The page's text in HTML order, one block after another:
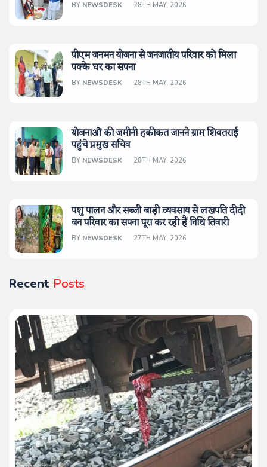
BY NEWSDESK 28TH MAY, 2026
पीएम जनमन योजना से जनजातीय परिवार को मिला
पक्के घर का सपना
BY NEWSDESK 28TH MAY, 2026
योजनाओं की जमीनी हकीकत जानने ग्राम शिवतराई
पहुंचे प्रमुख सचिव
BY NEWSDESK 28TH MAY, 2026
पशु पालन और सब्जी बाड़ी व्यवसाय से लखपति दीदी
बन परिवार का सपना पूरा कर रही हैं निधि तिवारी
BY NEWSDESK 27TH MAY, 2026
Recent Posts